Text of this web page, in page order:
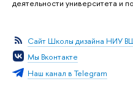
деятельности университета и
Сайт Школы дизайна НИУ
Мы Вконтакте
Наш канал в Telegram